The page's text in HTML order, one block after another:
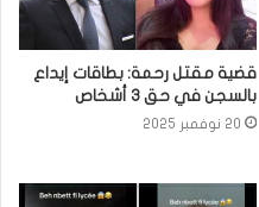
قضية مقتل رحمة: بطاقات إيداع
بالسجن في حق 3 أشخاص
20 نوفمبر 2025